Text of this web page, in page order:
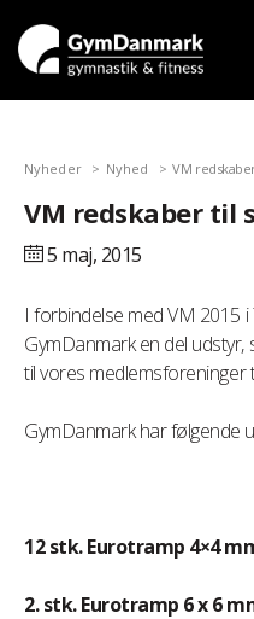
Nyheder Nyhed VM
VM redskaber til
5 maj, 2015
I forbindelse med VM 2015
GymDanmark en del
til vores medlemsforeninger
GymDanmark har følgende
12 stk. Eurotramp 4×4
2. stk. Eurotramp 6 x 6